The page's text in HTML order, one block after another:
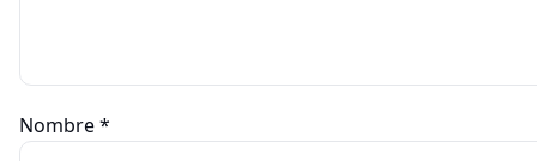
Nombre*